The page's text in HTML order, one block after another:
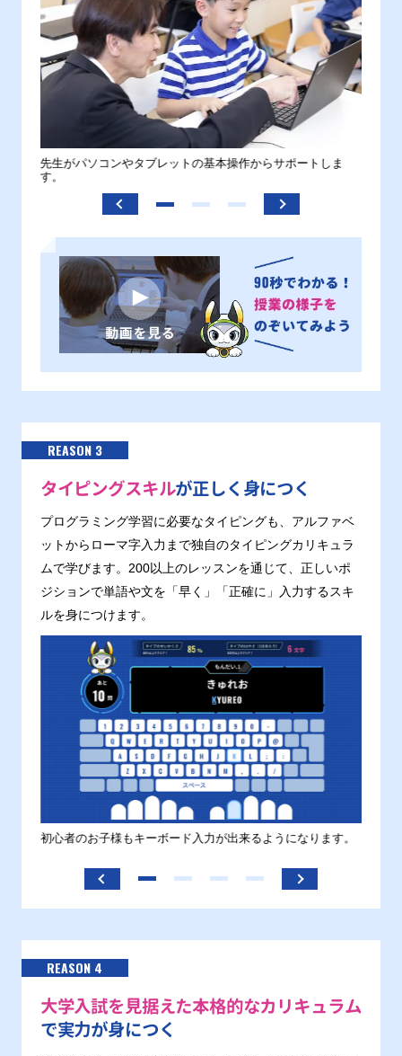
先生がパソコンやタブレットの基本操作からサポートしま
す。
REASON 3
タイピングスキルが正しく身につく
プログラミング学習に必要なタイピングも、アルファベ
ットからローマ字入力まで独自のタイピングカリキュラ
ムで学びます。200以上のレッスンを通じて、正しいポ
ジションで単語や文を「早く」「正確に」入力するスキ
ルを身につけます。
初心者のお子様もキーボード入力が出来るようになります。
REASON 4
大学入試を見据えた本格的なカリキュラム
で実力が身につく